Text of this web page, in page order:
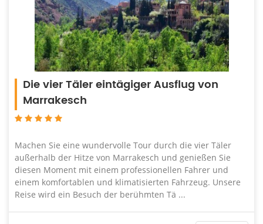
Die vier Täler eintägiger Ausflug von
Marrakesch
Machen Sie eine wundervolle Tour durch die vier Täler
außerhalb der Hitze von Marrakesch und genießen Sie
diesen Moment mit einem professionellen Fahrer und
einem komfortablen und klimatisierten Fahrzeug. Unsere
Reise wird ein Besuch der berühmten Tä ...